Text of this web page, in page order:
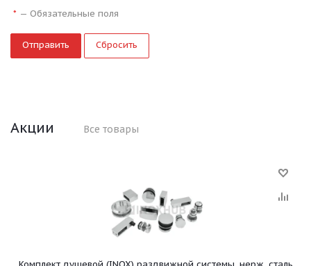
* — Обязательные поля
Сбросить
Акции Все товары